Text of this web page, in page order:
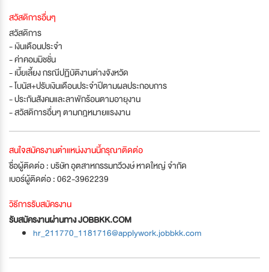
สวัสดิการอื่นๆ
สวัสดิการ
- เงินเดือนประจำ
- ค่าคอมมิชชั่น
- เบี้ยเลี้ยง กรณีปฏิบัติงานต่างจังหวัด
- โบนัส+ปรับเงินเดือนประจำปีตามผลประกอบการ
- ประกันสังคมและลาพักร้อนตามอายุงาน
- สวัสดิการอื่นๆ ตามกฎหมายแรงงาน
สนใจสมัครงานตำแหน่งงานนี้กรุณาติดต่อ
ชื่อผู้ติดต่อ : บริษัท อุตสาหกรรมทวีวงษ์ หาดใหญ่ จำกัด
เบอร์ผู้ติดต่อ : 062-3962239
วิธีการรับสมัครงาน
รับสมัครงานผ่านทาง JOBBKK.COM
hr_211770_1181716@applywork.jobbkk.com